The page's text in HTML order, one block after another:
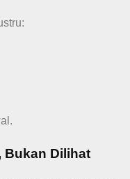
Bukan Dilihat